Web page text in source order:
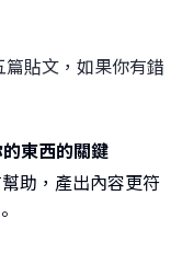
貼文，如果你有錯
東西的關鍵
助，產出內容更符